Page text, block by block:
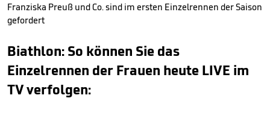
Franziska Preuß und Co. sind im ersten Einzelrennen der Saison
gefordert
Biathlon: So können Sie das
Einzelrennen der Frauen heute LIVE im
TV verfolgen: